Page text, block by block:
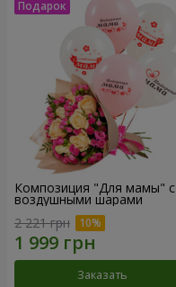
Композиция "Для мамы" с
воздушными шарами
2 221 грн
Заказать